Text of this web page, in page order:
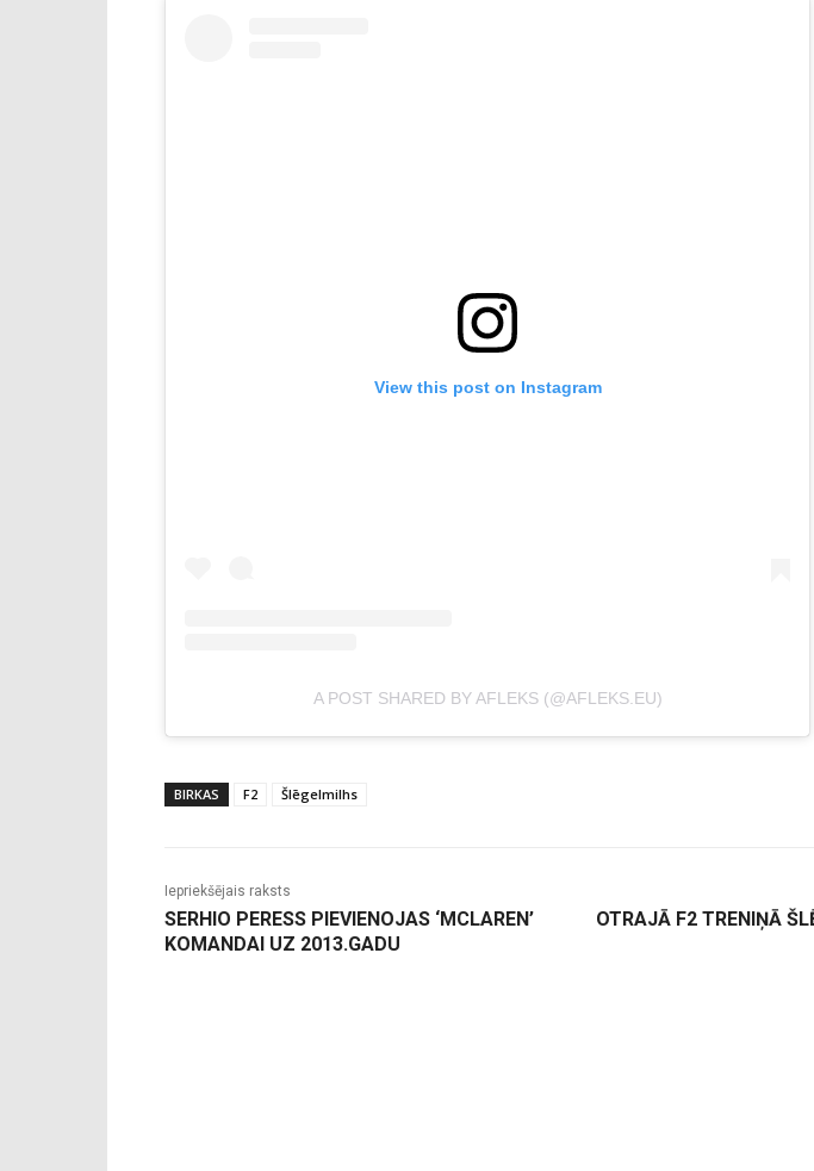
View this post on Instagram
A POST SHARED BY AFLEKS (@AFLEKS.EU)
BIRKAS F2 Šlēgelmilhs
Iepriekšējais raksts
SERHIO PERESS PIEVIENOJAS ‘MCLAREN’
KOMANDAI UZ 2013.GADU
OTRAJĀ F2 TRENIŅĀ